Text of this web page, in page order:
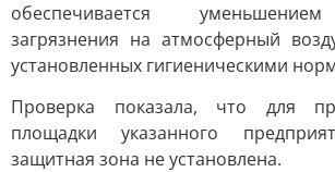
обеспечивается
загрязнения на атмосферный
установленных гигиеническими
Проверка показала, что для
площадки указанного
защитная зона не установлена.